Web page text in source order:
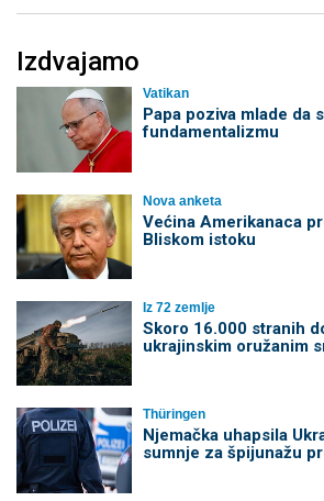
Izdvajamo
Vatikan
Papa poziva mlade da
fundamentalizmu
Nova anketa
Većina Amerikanaca
Bliskom istoku
Iz 72 zemlje
Skoro 16.000 stranih
ukrajinskim oružanim
Thüringen
Njemačka uhapsila
sumnje za špijunažu